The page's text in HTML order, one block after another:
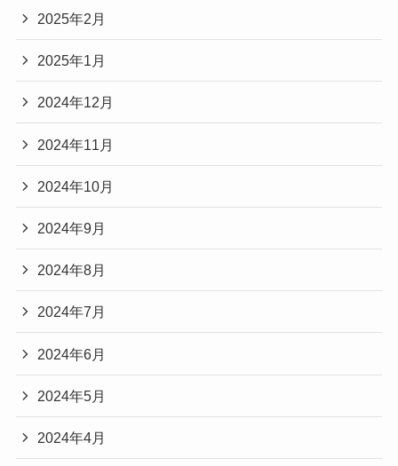
2025年2月
2025年1月
2024年12月
2024年11月
2024年10月
2024年9月
2024年8月
2024年7月
2024年6月
2024年5月
2024年4月